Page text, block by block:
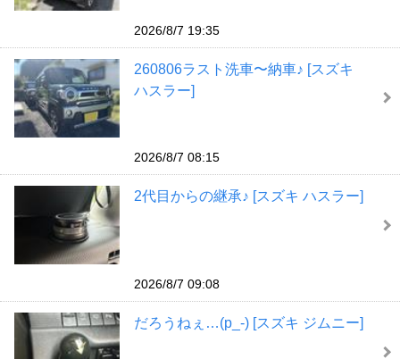
2026/8/7 19:35
260806ラスト洗車〜納車♪ [スズキ
ハスラー]
2026/8/7 08:15
2代目からの継承♪ [スズキ ハスラー]
2026/8/7 09:08
だろうねぇ…(p_-) [スズキ ジムニー]